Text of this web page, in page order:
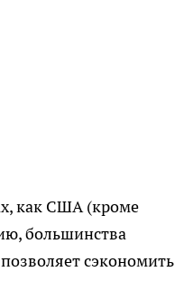
как США (кроме
большинства
сэкономить